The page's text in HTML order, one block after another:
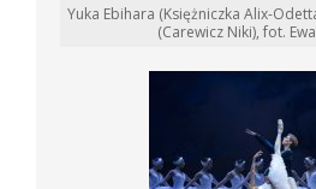
Yuka Ebihara (Księżniczka Alix-
(Carewicz Niki), fot.